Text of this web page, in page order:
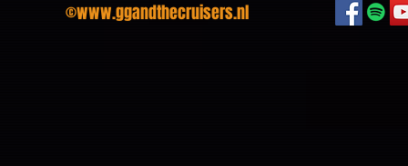
©www.ggandthecruisers.nl We